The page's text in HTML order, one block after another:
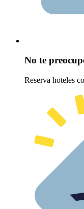
No te
Reserva hoteles